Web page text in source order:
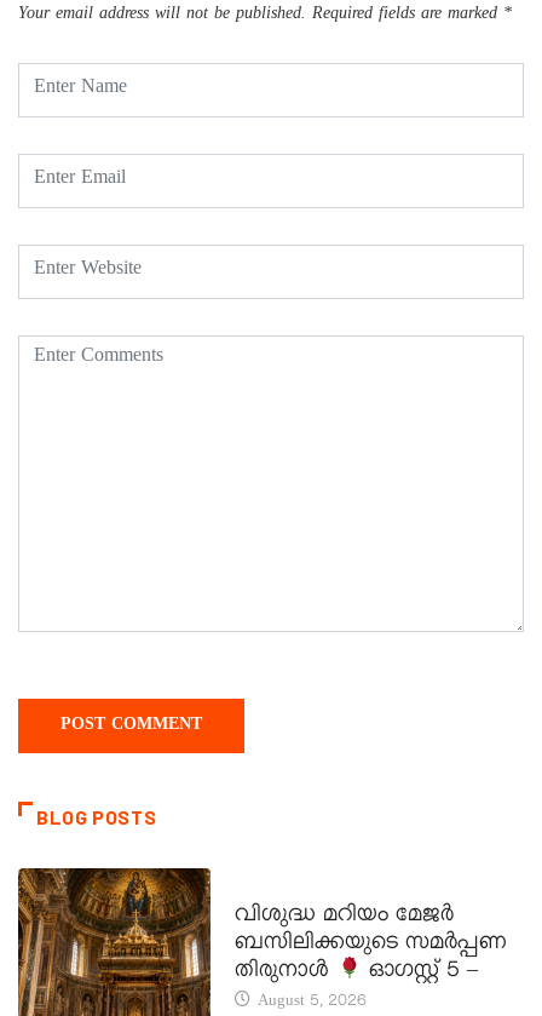
Your email address will not be published. Required fields are marked *
BLOG POSTS
വിശുദ്ധ മറിയം മേജർ
ബസിലിക്കയുടെ സമർപ്പണ
തിരുനാൾ
ഓഗസ്റ്റ് 5 –
August 5, 2026